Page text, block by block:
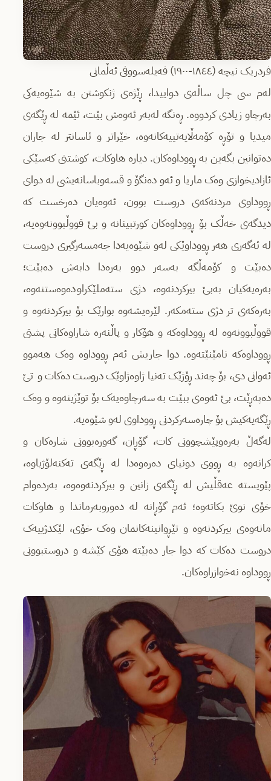
فردریک نیچە (١٨٤٤-١٩٠٠) فەیلەسووفی ئەڵمانی
لەم سی چل ساڵەی دواییدا، ڕێژەی ژنکوشتن بە شێوەیەکی
بەرچاو زیادی کردووە. ڕەنگە لەبەر ئەوەش بێت، ئێمە لە ڕێگەی
میدیا و تۆڕە کۆمەڵایەتییەکانەوە، خێراتر و ئاسانتر لە جاران
دەتوانین بگەین بە ڕووداوەکان. دیارە هاوکات، کوشتنی کەسێکی
ئازادیخوازی وەک ماریا و ئەو دەنگۆ و قسەوباسانەیشی لە دوای
ڕووداوی مردنەکەی دروست بوون، ئەوەیان دەرخست کە
دیدگەی خەڵک بۆ ڕووداوەکان کورتبینانە و بێ قووڵبوونەوەیە،
لە ئەگەری هەر ڕووداوێکی لەو شێوەیەدا جەمسەرگیری دروست
دەبێت و کۆمەڵگە بەسەر دوو بەرەدا دابەش دەبێت؛
بەرەیەکیان بەبێ بیرکردنەوە، دژی ستەملێکراو دەوەستنەوە،
بەرەکەی تر دژی ستەمکەر. لێرەیشەوە بوارێک بۆ بیرکردنەوە و
قووڵبوونەوە لە ڕووداوەکە و هۆکار و پاڵنەرە شاراوەکانی پشتی
ڕووداوەکە نامێنێتەوە. دوا جاریش ئەم ڕووداوە وەک هەموو
ئەوانی دی، بۆ چەند ڕۆژێک تەنیا ژاوەژاوێک دروست دەکات و تێ
دەپەڕێت، بێ ئەوەی ببێت بە سەرچاوەیەک بۆ توێژینەوە و وەک
ڕێگەیەکیش بۆ چارەسەرکردنی ڕووداوی لەو شێوەیە.
لەگەڵ بەرەوپێشچوونی کات، گۆڕان، گەورەبوونی شارەکان و
کرانەوە بە ڕووی دونیای دەرەوەدا لە ڕێگەی تەکنەلۆژیاوە،
پێویستە عەقڵیش لە ڕێگەی زانین و بیرکردنەوەوە، بەردەوام
خۆی نوێ بکاتەوە؛ ئەم گۆڕانە لە دەوروبەرماندا و هاوکات
مانەوەی بیرکردنەوە و تێڕوانینەکانمان وەک خۆی، لێکدژییەک
دروست دەکات کە دوا جار دەبێتە هۆی کێشە و دروستبوونی
ڕووداوە نەخوازراوەکان.